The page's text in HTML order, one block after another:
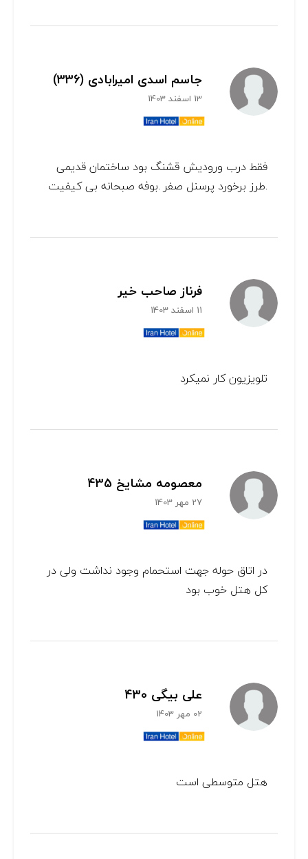
جاسم اسدی امیرابادی (336)
13 اسفند 1403
فقط درب ورودیش قشنگ بود ساختمان قدیمی
.طرز برخورد پرسنل صفر .بوفه صبحانه بی کیفیت
فرناز صاحب خیر
11 اسفند 1403
تلویزیون کار نمیکرد
معصومه مشایخ 435
27 مهر 1403
در اتاق حوله جهت استحمام وجود نداشت ولی در
کل هتل خوب بود
علی بیگی 430
02 مهر 1403
هتل متوسطی است